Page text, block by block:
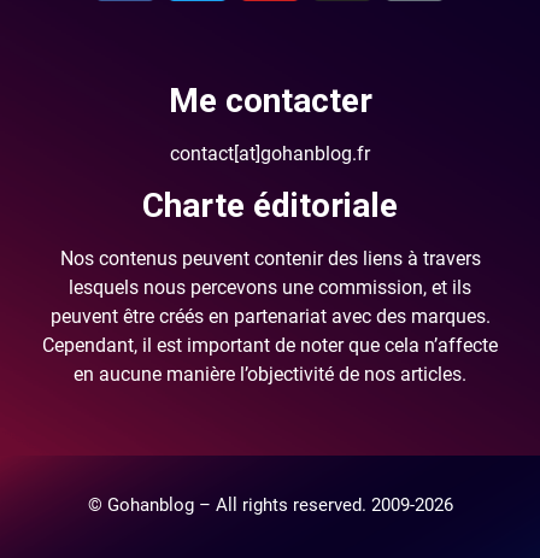
Me contacter
contact[at]gohanblog.fr
Charte éditoriale
Nos contenus peuvent contenir des liens à travers
lesquels nous percevons une commission, et ils
peuvent être créés en partenariat avec des marques.
Cependant, il est important de noter que cela n’affecte
en aucune manière l’objectivité de nos articles.
© Gohanblog – All rights reserved. 2009-2026